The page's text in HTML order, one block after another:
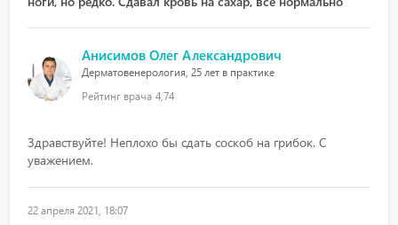
Анисимов Олег Александрович
Дерматовенерология, 25 лет в практике
Рейтинг врача 4,74
Здравствуйте! Неплохо бы сдать соскоб на грибок. С
уважением.
22 апреля 2021, 18:07